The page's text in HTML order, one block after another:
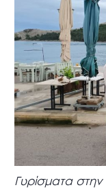
Γυρίσματα